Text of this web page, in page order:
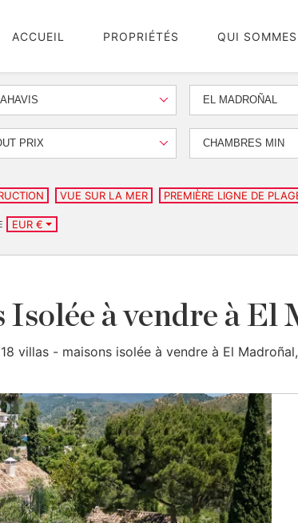
ACCUEIL PROPRIÉTÉS QUI
EL MADROÑAL
PRIX CHAMBRES MIN
VUE SUR LA MER PREMIÈRE LIGNE DE
EUR €
à vendre à El
18 villas - maisons isolée à vendre à El